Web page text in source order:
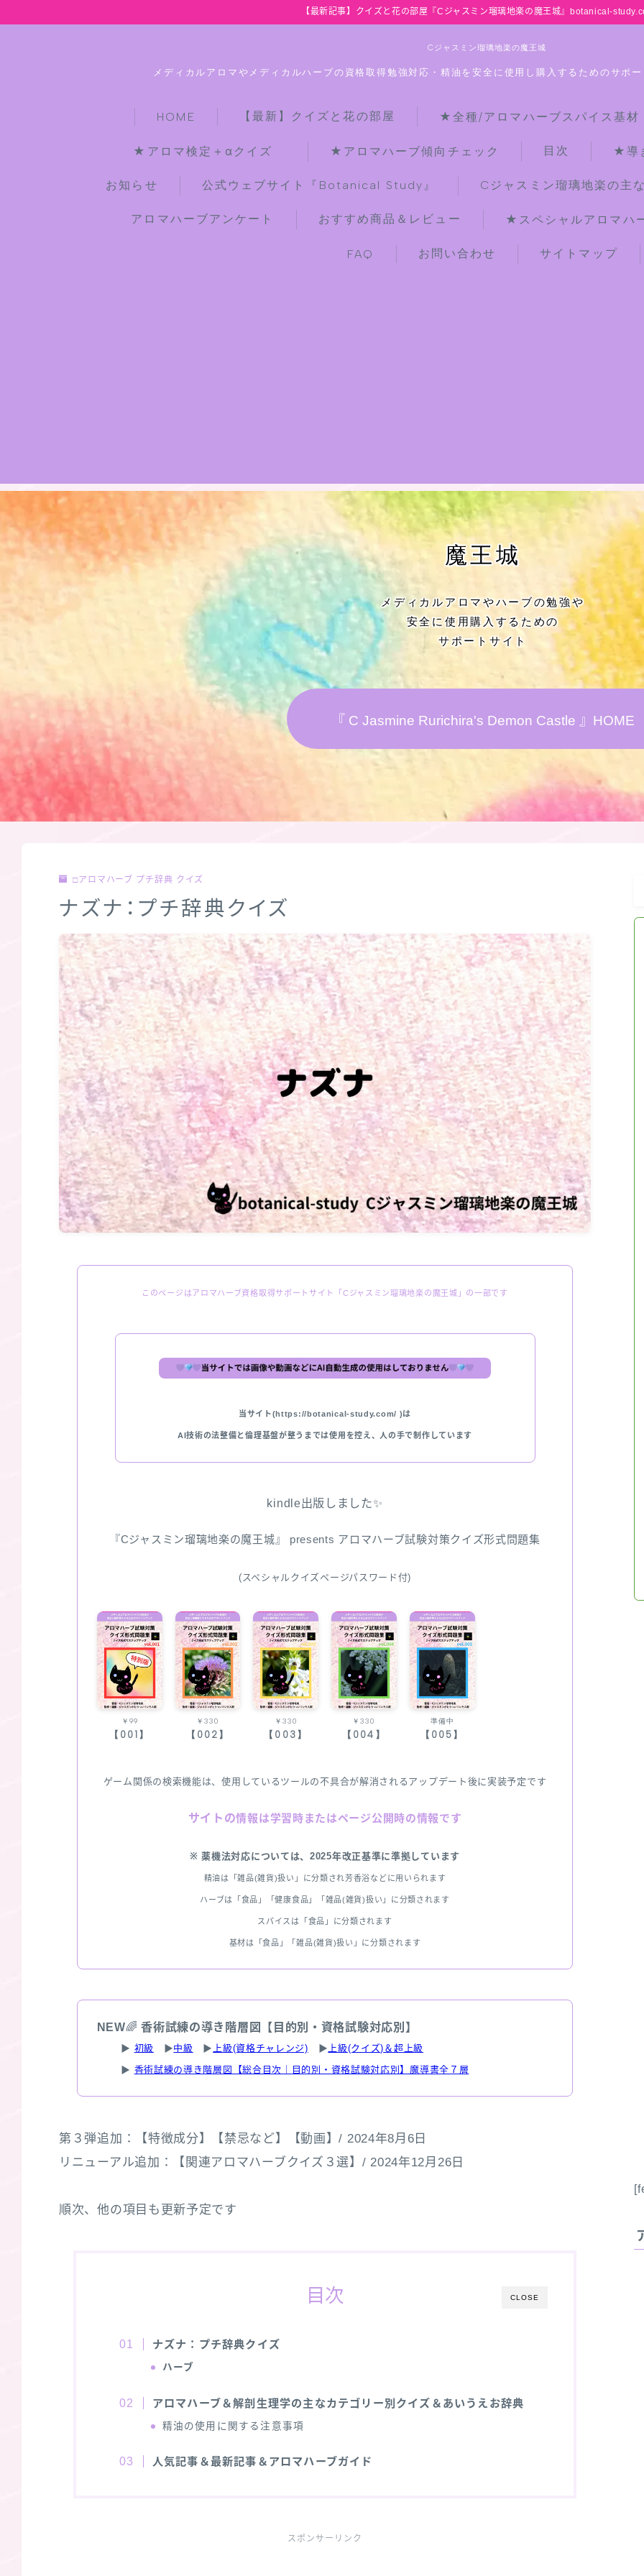
【最新記事】クイズと花の部屋『Cジャスミン瑠璃地楽の魔王城』botanical-
Cジャスミン瑠璃地楽の魔王城
メディカルアロマやメディカルハーブの資格取得勉強対応・精油を安全に使用し購入するためのサポ
HOME 【最新】クイズと花の部屋 ★全種/アロマハーブスパイス基
★アロマ検定＋αクイズ ★アロマハーブ傾向チェック 目次 ★導
お知らせ 公式ウェブサイト『Botanical Study』 Cジャスミン瑠璃地楽の主
アロマハーブアンケート おすすめ商品＆レビュー ★スペシャルアロマハ
FAQ お問い合わせ サイトマップ
【最新】クイズと花の部屋
★全種/アロマハーブスパイス基材 プ
お知らせ
公式ウェブサイト『Botanical Study』
Cジャスミン瑠璃地楽の主な活動先リン
ク集
プロフィール
アロマハーブアンケート
おすすめ商品＆レビュー
★スペシャルアロマハーブ４択クイズ
FAQ
魔王城
メディカルアロマやハーブの勉強や
安全に使用購入するための
サポートサイト
『 C Jasmine Rurichira's Demon Castle 』HOME
□アロマハーブ プチ辞典 クイズ
ナズナ：プチ辞典クイズ
このページはアロマハーブ資格取得サポートサイト「Cジャスミン瑠璃地楽の魔王城」の一部です
当サイト(https://botanical-study.com/ )は
AI技術の法整備と倫理基盤が整うまでは使用を控え、人の手で制作しています
kindle出版しました✨
『Cジャスミン瑠璃地楽の魔王城』 presents アロマハーブ試験対策クイズ形式問題集
(スペシャルクイズページパスワード付)
￥99
【001】
￥330
【002】
￥330
【003】
￥330
【004】
準備中
【005】
ゲーム関係の検索機能は、使用しているツールの不具合が解消されるアップデート後に実装予定です
サイトの情報は学習時またはページ公開時の情報です
※ 薬機法対応については、2025年改正基準に準拠しています
精油は「雑品(雑貨)扱い」に分類され芳香浴などに用いられます
ハーブは「食品」「健康食品」「雑品(雑貨)扱い」に分類されます
スパイスは「食品」に分類されます
基材は「食品」「雑品(雑貨)扱い」に分類されます
NEW🌈香術試練の導き階層図【目的別・資格試験対応別】
▶ 初級 ▶中級 ▶ 上級(資格チャレンジ) ▶ 上級(クイズ)＆超上級
▶ 香術試練の導き階層図【総合目次｜目的別・資格試験対応別】魔導書全７層
第３弾追加：【特徴成分】【禁忌など】【動画】/ 2024年8月6日
リニューアル追加：【関連アロマハーブクイズ３選】/ 2024年12月26日
順次、他の項目も更新予定です
CLOSE
目次
ナズナ：プチ辞典クイズ
ハーブ
アロマハーブ＆解剖生理学の主なカテゴリー別クイズ＆あいうえお辞典
精油の使用に関する注意事項
人気記事＆最新記事＆アロマハーブガイド
スポンサーリンク